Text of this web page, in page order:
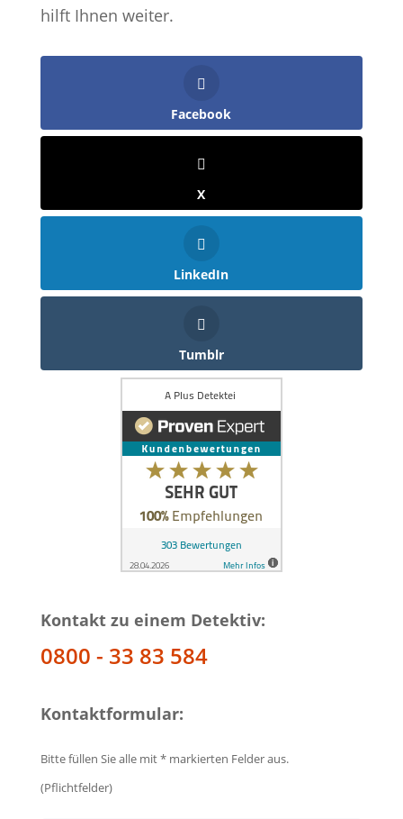
hilft Ihnen weiter.
Facebook
X
LinkedIn
Tumblr
Kontakt zu einem Detektiv:
0800 - 33 83 584
Kontaktformular:
Bitte füllen Sie alle mit * markierten Felder aus.
(Pflichtfelder)